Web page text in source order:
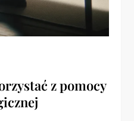
z pomocy